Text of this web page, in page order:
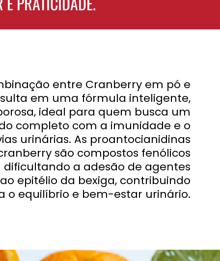
entre Cranberry em pó e
em uma fórmula inteligente,
ideal para quem busca um
completo com a imunidade e o
urinárias. As proantocianidinas
são compostos fenólicos
a adesão de agentes
epitélio da bexiga, contribuindo
o equilíbrio e bem-estar urinário.